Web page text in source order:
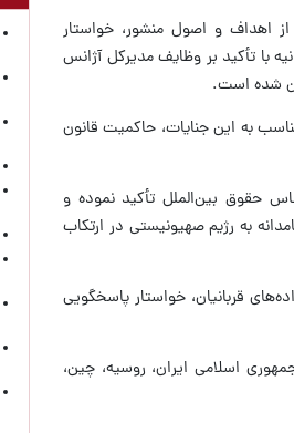
اهداف و اصول منشور، خواستار
با تأکید بر وظایف مدیرکل آژانس
شده است.
به این جنایات، حاکمیت قانون
حقوق بین‌الملل تأکید نموده و
به رژیم صهیونیستی در ارتکاب
قربانیان، خواستار پاسخگویی
دفاع از منشور ملل متحد شامل ۱۷ کشور از جمله جمهوری اسلامی ایران، روسیه، چین،